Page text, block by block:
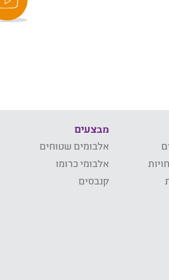
מבצעים
אלבומים שטוחים
אלבומי כרומו
קנבסים